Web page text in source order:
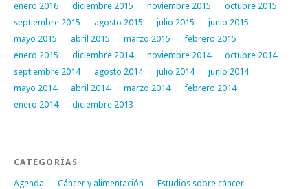
enero 2016
diciembre 2015 noviembre 2015
octubre 2015
septiembre 2015
agosto 2015 julio 2015
junio 2015
mayo 2015
abril 2015 marzo 2015
febrero 2015
enero 2015
diciembre 2014 noviembre 2014
octubre 2014
septiembre 2014
agosto 2014 julio 2014
junio 2014
mayo 2014
abril 2014 marzo 2014
febrero 2014
enero 2014
diciembre 2013
CATEGORÍAS
Agenda Cáncer y alimentación Estudios sobre cáncer